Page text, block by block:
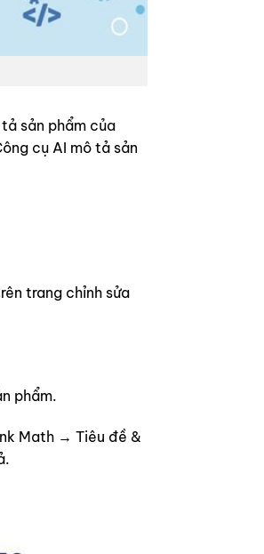
sản phẩm của
cụ AI mô tả sản
trang chỉnh sửa
phẩm.
Math → Tiêu đề &